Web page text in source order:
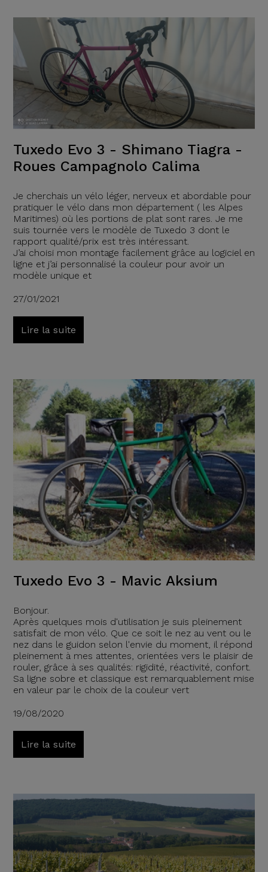
Tuxedo Evo 3 - Shimano Tiagra -
Roues Campagnolo Calima
Je cherchais un vélo léger, nerveux et abordable pour
pratiquer le vélo dans mon département ( les Alpes
Maritimes) où les portions de plat sont rares. Je me
suis tournée vers le modèle de Tuxedo 3 dont le
rapport qualité/prix est très intéressant.
J’ai choisi mon montage facilement grâce au logiciel en
ligne et j’ai personnalisé la couleur pour avoir un
modèle unique et
27/01/2021
Lire la suite
Tuxedo Evo 3 - Mavic Aksium
Bonjour.
Après quelques mois d'utilisation je suis pleinement
satisfait de mon vélo. Que ce soit le nez au vent ou le
nez dans le guidon selon l'envie du moment, il répond
pleinement à mes attentes, orientées vers le plaisir de
rouler, grâce à ses qualités: rigidité, réactivité, confort.
Sa ligne sobre et classique est remarquablement mise
en valeur par le choix de la couleur vert
19/08/2020
Lire la suite